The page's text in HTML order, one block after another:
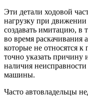
Эти детали ходовой
нагрузку при движении
создавать имитацию, в
во время
которые не относятся
точно указать причину
наличия
машины.
Часто автовладельцы